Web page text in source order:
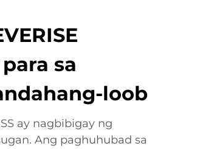
sa
loob
ay nagbibigay ng
Ang paghuhubad sa